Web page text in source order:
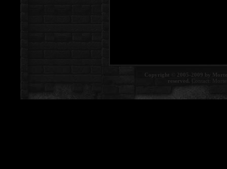
Copyright © 2005-2009 by
reserved. Contact: